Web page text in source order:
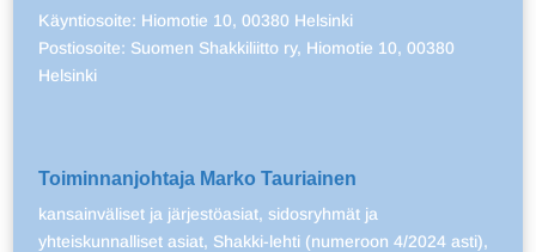
Käyntiosoite: Hiomotie 10, 00380 Helsinki
Postiosoite: Suomen Shakkiliitto ry, Hiomotie 10, 00380
Helsinki
Toiminnanjohtaja Marko Tauriainen
kansainväliset ja järjestöasiat, sidosryhmät ja
yhteiskunnalliset asiat, Shakki-lehti (numeroon 4/2024 asti),